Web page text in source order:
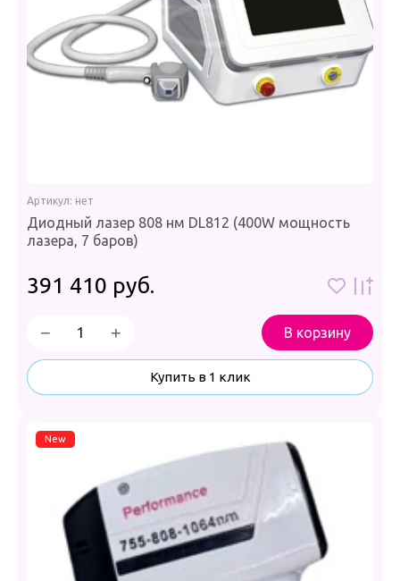
Артикул: нет
Диодный лазер 808 нм DL812 (400W мощность
лазера, 7 баров)
391 410 руб.
− + В корзину
Купить в 1 клик
New